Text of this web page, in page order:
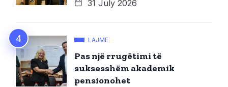
31 July 2026
LAJME
Pas një rrugëtimi të
suksesshëm akademik
pensionohet